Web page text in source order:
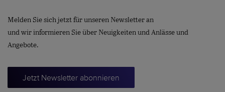
Melden Sie sich jetzt für unseren Newsletter an
und wir informieren Sie über Neuigkeiten und Anlässe und
Angebote.
Jetzt Newsletter abonnieren